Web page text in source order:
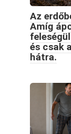
Az
Amíg
és csak
hátra.